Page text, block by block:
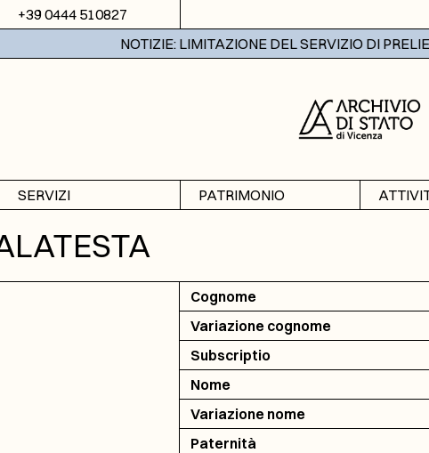
+39 0444 510827
NOTIZIE: LIMITAZIONE DEL SERVIZIO DI
SERVIZI
Ricerche
Fotoriproduzione
PATRIMONIO
Cognome
Variazione cognome
Subscriptio
Nome
Variazione nome
Paternità